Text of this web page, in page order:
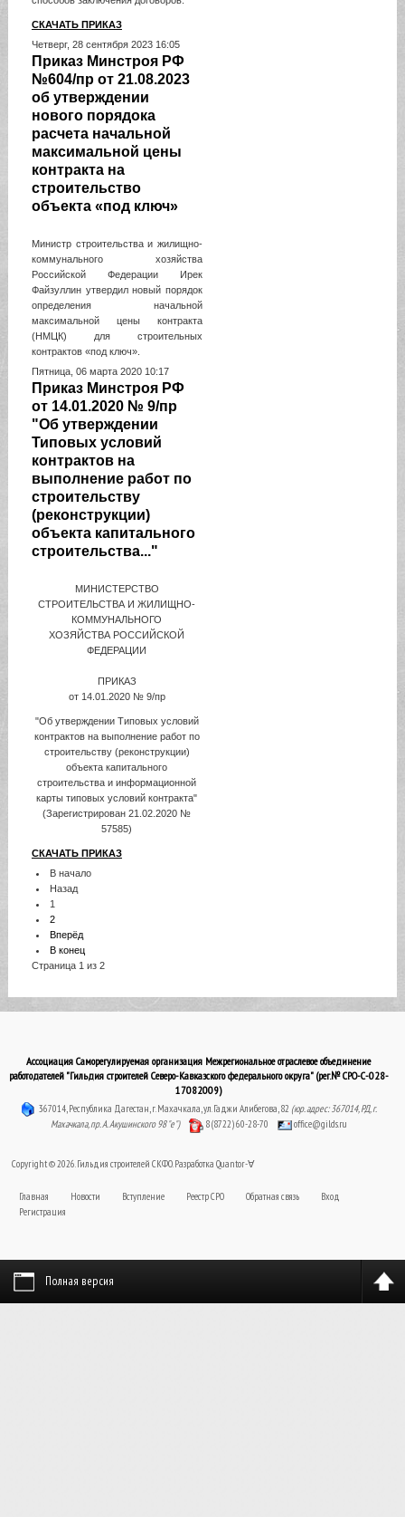
СКАЧАТЬ ПРИКАЗ
Четверг, 28 сентября 2023 16:05
Приказ Минстроя РФ
№604/пр от 21.08.2023
об утверждении
нового порядока
расчета начальной
максимальной цены
контракта на
строительство
объекта «под ключ»
Министр строительства и жилищно-
коммунального хозяйства
Российской Федерации Ирек
Файзуллин утвердил новый порядок
определения начальной
максимальной цены контракта
(НМЦК) для строительных
контрактов «под ключ».
Пятница, 06 марта 2020 10:17
Приказ Минстроя РФ
от 14.01.2020 № 9/пр
"Об утверждении
Типовых условий
контрактов на
выполнение работ по
строительству
(реконструкции)
объекта капитального
строительства..."
МИНИСТЕРСТВО
СТРОИТЕЛЬСТВА И ЖИЛИЩНО-
КОММУНАЛЬНОГО
ХОЗЯЙСТВА РОССИЙСКОЙ
ФЕДЕРАЦИИ
ПРИКАЗ
от 14.01.2020 № 9/пр
"Об утверждении Типовых условий
контрактов на выполнение работ по
строительству (реконструкции)
объекта капитального
строительства и информационной
карты типовых условий контракта"
(Зарегистрирован 21.02.2020 №
57585)
СКАЧАТЬ ПРИКАЗ
В начало
Назад
1
2
Вперёд
В конец
Страница 1 из 2
Ассоциация Саморегулируемая организация Межрегиональное отраслевое объединение
работодателей "Гильдия строителей Северо-Кавказского федерального округа" (рег.№ СРО-С-028-
17082009)
367014, Республика Дагестан, г. Махачкала, ул. Гаджи Алибегова, 82 (юр. адрес: 367014, РД, г.
Махачкала, пр. А. Акушинского 98 "е")
8 (8722) 60-28-70 office@gilds.ru
Copyright © 2026. Гильдия строителей СКФО. Разработка Quantor-∀
Главная Новости Вступление Реестр СРО Обратная связь
Вход
Регистрация
Полная версия